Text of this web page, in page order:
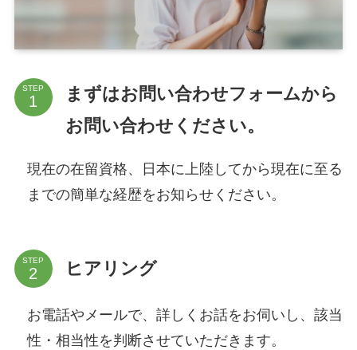
STEP
まずはお問い合わせフォームから
お問い合わせください。
現在の在留資格、日本に上陸してから現在に至る
までの簡単な経歴をお知らせください。
STEP ヒアリング
お電話やメールで、詳しくお話をお伺いし、該当
性・相当性を判断させていただきます。